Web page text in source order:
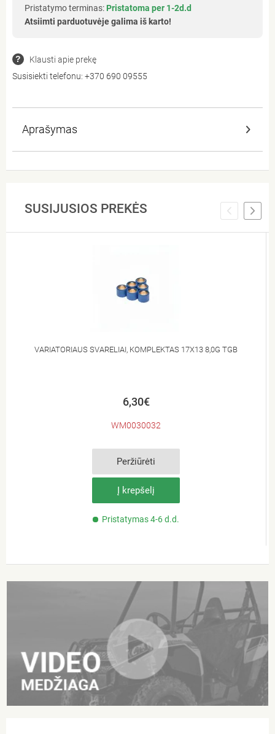
Pristatymo terminas: Pristatoma per 1-2d.d
Atsiimti parduotuvėje galima iš karto!
Klausti apie prekę
Susisiekti telefonu: +370 690 09555
Aprašymas
SUSIJUSIOS PREKĖS
VARIATORIAUS SVARELIAI, KOMPLEKTAS 17X13 8,0G TGB
6,30€
WM0030032
Peržiūrėti
Į krepšelį
Pristatymas 4-6 d.d.